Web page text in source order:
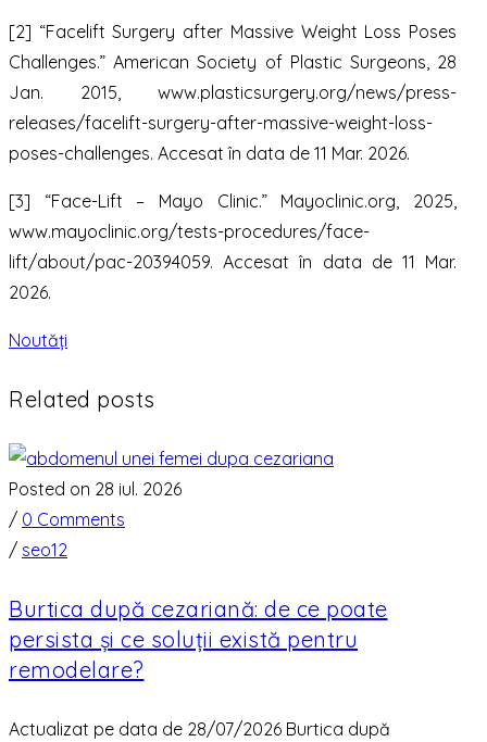
‌[2] “Facelift Surgery after Massive Weight Loss Poses
Challenges.” American Society of Plastic Surgeons, 28
Jan. 2015, www.plasticsurgery.org/news/press-
releases/facelift-surgery-after-massive-weight-loss-
poses-challenges. Accesat în data de 11 Mar. 2026.
‌[3] “Face-Lift – Mayo Clinic.” Mayoclinic.org, 2025,
www.mayoclinic.org/tests-procedures/face-
lift/about/pac-20394059. Accesat în data de 11 Mar.
2026.
Noutăți
Related posts
Posted on 28 iul. 2026
/ 0 Comments
/ seo12
Burtica după cezariană: de ce poate
persista și ce soluții există pentru
remodelare?
Actualizat pe data de 28/07/2026 Burtica după